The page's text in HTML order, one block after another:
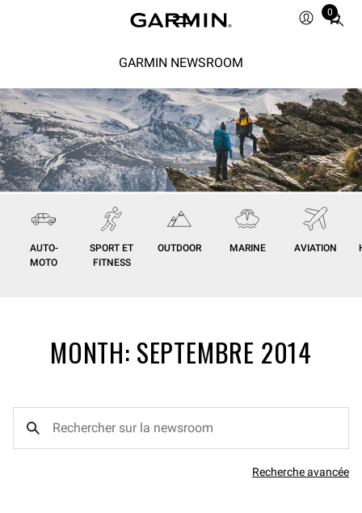
0
Total
0
GARMIN NEWSROOM
AUTO-
MOTO
SPORT ET
FITNESS
OUTDOOR MARINE AVIATION
MONTH: SEPTEMBRE 2014
Recherche avancée